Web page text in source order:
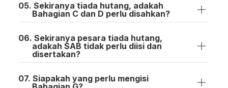
Sekiranya tiada hutang, adakah
Bahagian C dan D perlu disahkan?
Sekiranya pesara tiada hutang,
adakah SAB tidak perlu diisi dan
disertakan?
Siapakah yang perlu mengisi